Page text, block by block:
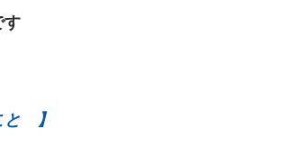
す
　】